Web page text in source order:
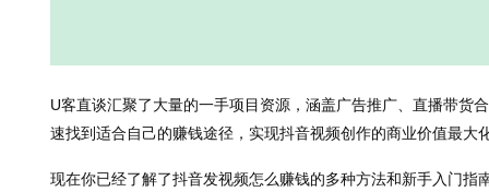
U客直谈汇聚了大量的一手项目资源，涵盖广告推广、直播带货
速找到适合自己的赚钱途径，实现抖音视频创作的商业价值最大
现在你已经了解了抖音发视频怎么赚钱的多种方法和新手入门指